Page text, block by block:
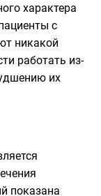
характера
с
никакой
работать из-
их
показана